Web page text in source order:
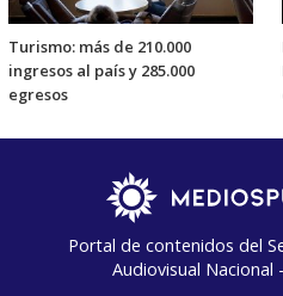
Turismo: más de 210.000
ingresos al país y 285.000
egresos
Portal de contenidos del
Audiovisual Nacional